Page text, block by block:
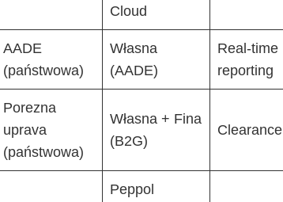
Cloud
AADE
(państwowa)
Własna
(AADE)
Real-time
reporting
Porezna
uprava
(państwowa)
Własna + Fina
(B2G)
Clearance
Peppol